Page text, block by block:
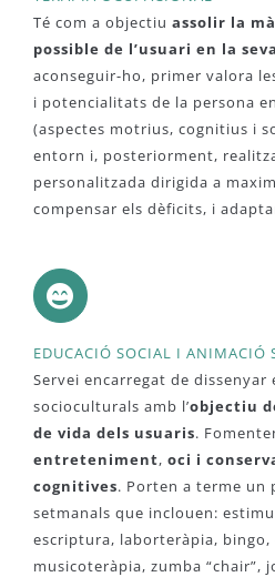
Té com a objectiu assolir la
possible de l’usuari en la
aconseguir-ho, primer valora
i potencialitats de la persona
(aspectes motrius, cognitius i
entorn i, posteriorment,
personalitzada dirigida a
compensar els dèficits, i
EDUCACIÓ SOCIAL I ANIMACIÓ
Servei encarregat de dissenyar
socioculturals amb l’objectiu
de vida dels usuaris.
entreteniment, oci i
cognitives. Porten a terme un
setmanals que inclouen:
escriptura, laborteràpia,
musicoteràpia, zumba “chair”,